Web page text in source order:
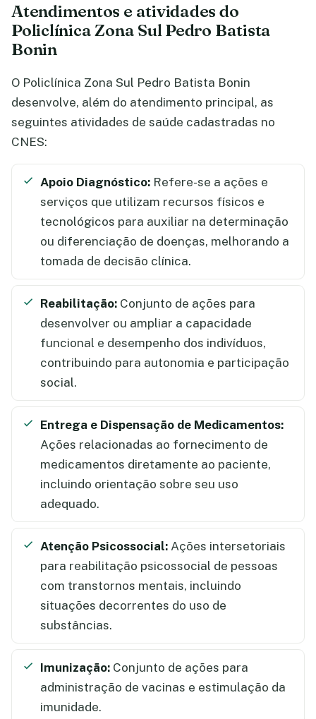
Atendimentos e atividades do
Policlínica Zona Sul Pedro Batista
Bonin
O Policlínica Zona Sul Pedro Batista Bonin
desenvolve, além do atendimento principal, as
seguintes atividades de saúde cadastradas no
CNES:
Apoio Diagnóstico: Refere-se a ações e
serviços que utilizam recursos físicos e
tecnológicos para auxiliar na determinação
ou diferenciação de doenças, melhorando a
tomada de decisão clínica.
Reabilitação: Conjunto de ações para
desenvolver ou ampliar a capacidade
funcional e desempenho dos indivíduos,
contribuindo para autonomia e participação
social.
Entrega e Dispensação de Medicamentos:
Ações relacionadas ao fornecimento de
medicamentos diretamente ao paciente,
incluindo orientação sobre seu uso
adequado.
Atenção Psicossocial: Ações intersetoriais
para reabilitação psicossocial de pessoas
com transtornos mentais, incluindo
situações decorrentes do uso de
substâncias.
Imunização: Conjunto de ações para
administração de vacinas e estimulação da
imunidade.